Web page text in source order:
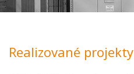
Realizované projekty